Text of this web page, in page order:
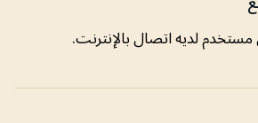
مستخدم لديه اتصال بالإنترنت.